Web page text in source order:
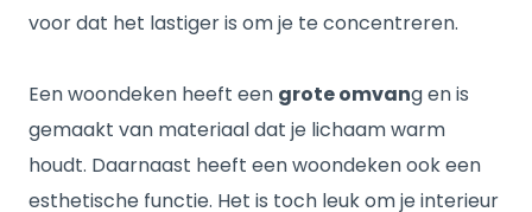
voor dat het lastiger is om je te concentreren.
Een woondeken heeft een grote omvang en is
gemaakt van materiaal dat je lichaam warm
houdt. Daarnaast heeft een woondeken ook een
esthetische functie. Het is toch leuk om je interieur